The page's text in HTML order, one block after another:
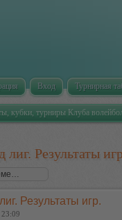
Вход Турнирная
кубки, турниры Клуба
Результаты
Результаты игр.
23:09